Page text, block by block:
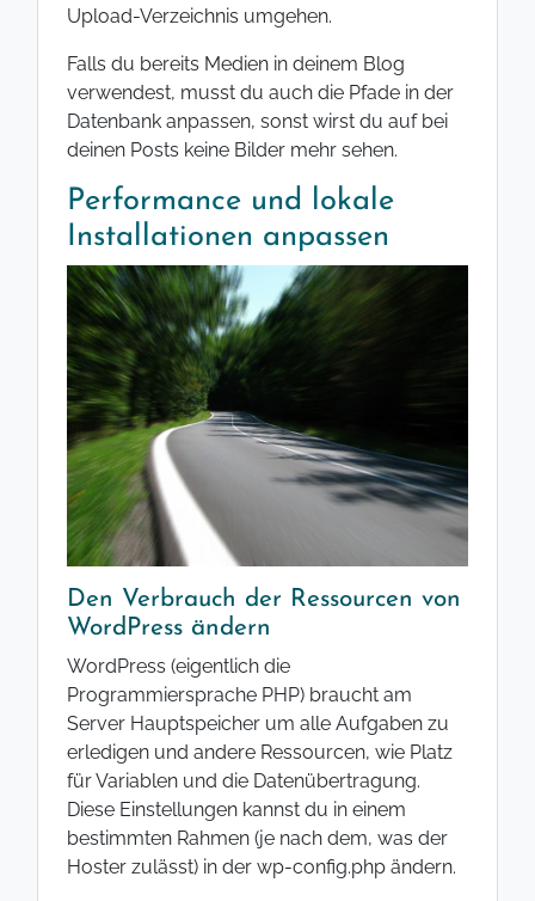
Upload-Verzeichnis umgehen.
Falls du bereits Medien in deinem Blog
verwendest, musst du auch die Pfade in der
Datenbank anpassen, sonst wirst du auf bei
deinen Posts keine Bilder mehr sehen.
Performance und lokale
Installationen anpassen
Den Verbrauch der Ressourcen von
WordPress ändern
WordPress (eigentlich die
Programmiersprache PHP) braucht am
Server Hauptspeicher um alle Aufgaben zu
erledigen und andere Ressourcen, wie Platz
für Variablen und die Datenübertragung.
Diese Einstellungen kannst du in einem
bestimmten Rahmen (je nach dem, was der
Hoster zulässt) in der wp-config.php ändern.